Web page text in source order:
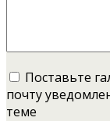
Поставьте
почту
теме